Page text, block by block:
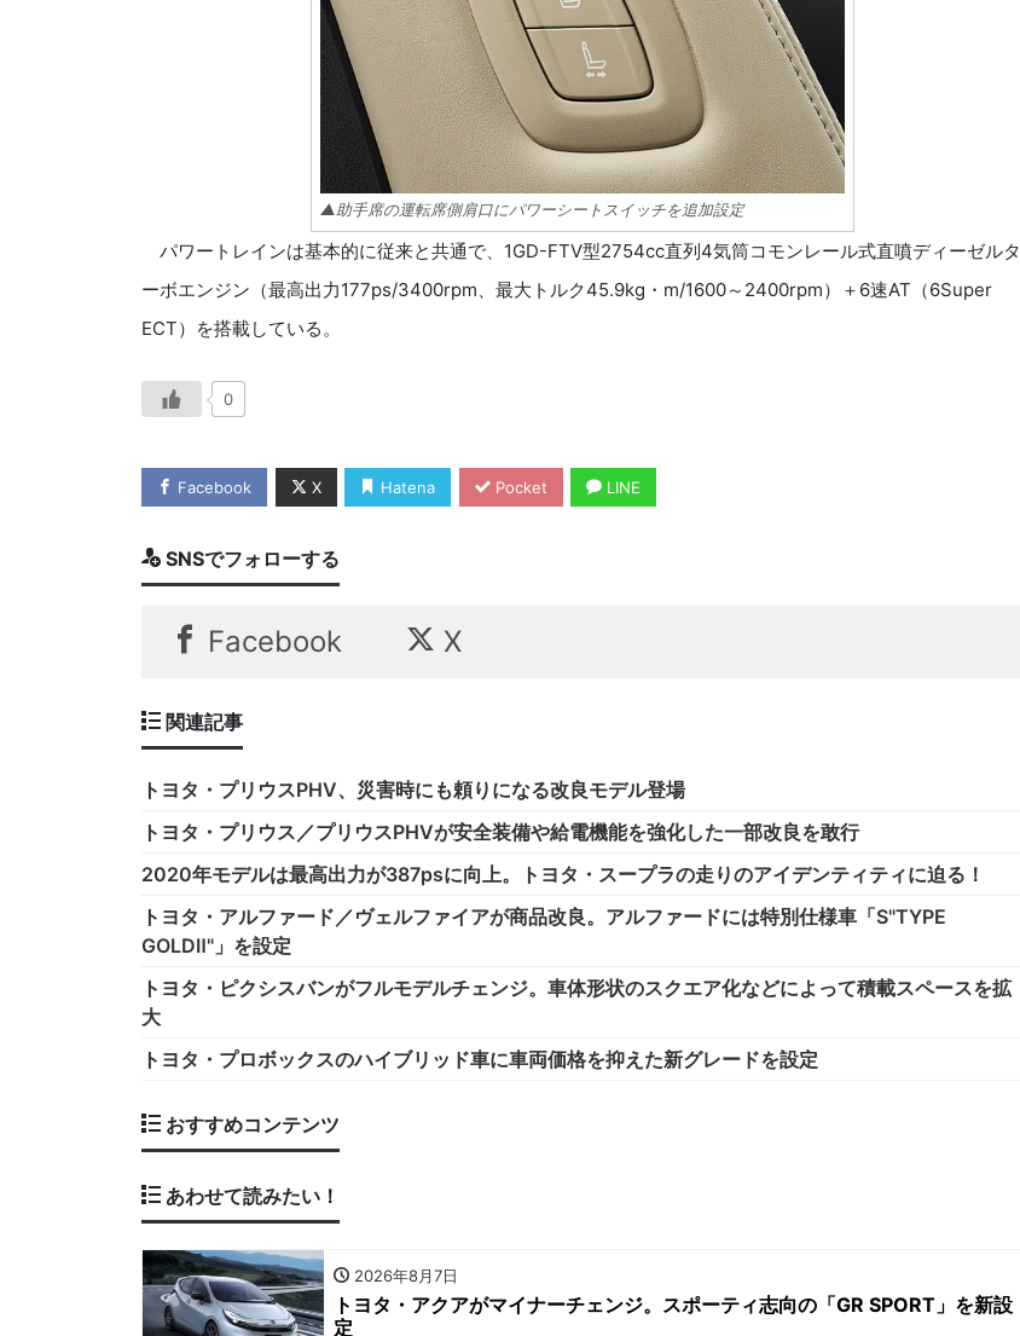
▲助手席の運転席側肩口にパワーシートスイッチを追加設定
パワートレインは基本的に従来と共通で、1GD-FTV型2754cc直列4気筒コモンレール式直噴ディーゼルタ
ーボエンジン（最高出力177ps/3400rpm、最大トルク45.9kg・m/1600～2400rpm）＋6速AT（6Super
ECT）を搭載している。
0
Facebook X Hatena Pocket LINE
SNSでフォローする
Facebook X
関連記事
トヨタ・プリウスPHV、災害時にも頼りになる改良モデル登場
トヨタ・プリウス／プリウスPHVが安全装備や給電機能を強化した一部改良を敢行
2020年モデルは最高出力が387psに向上。トヨタ・スープラの走りのアイデンティティに迫る！
トヨタ・アルファード／ヴェルファイアが商品改良。アルファードには特別仕様車「S"TYPE
GOLDⅡ"」を設定
トヨタ・ピクシスバンがフルモデルチェンジ。車体形状のスクエア化などによって積載スペースを拡
大
トヨタ・プロボックスのハイブリッド車に車両価格を抑えた新グレードを設定
おすすめコンテンツ
あわせて読みたい！
2026年8月7日
トヨタ・アクアがマイナーチェンジ。スポーティ志向の「GR SPORT」を新設
定